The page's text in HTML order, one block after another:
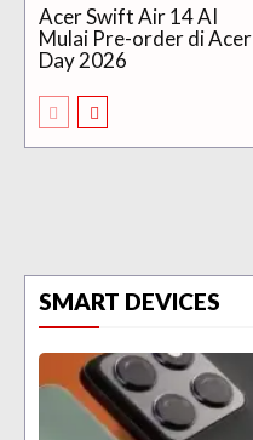
Acer Swift Air 14 AI
Mulai Pre-order di Acer
Day 2026
SMART DEVICES